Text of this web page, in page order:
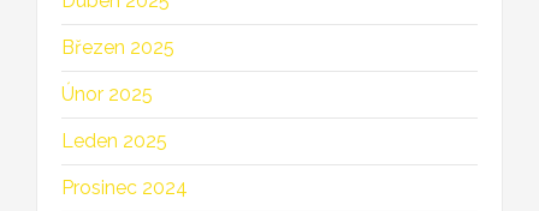
Březen 2025
Únor 2025
Leden 2025
Prosinec 2024